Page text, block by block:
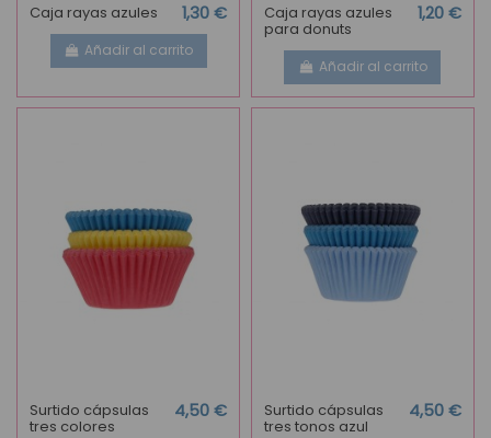
Caja rayas azules 1,30 €
Añadir al carrito
Caja rayas azules
para donuts
1,20 €
Añadir al carrito
Surtido cápsulas
tres colores
4,50 € Surtido cápsulas
tres tonos azul
4,50 €